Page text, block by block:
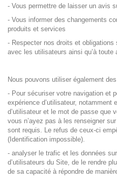
- Vous permettre de laisser un avis
- Vous informer des changements
produits et services
- Respecter nos droits et
avec les utilisateurs ainsi qu’à toute
Nous pouvons utiliser également
- Pour sécuriser votre navigation et
expérience d’utilisateur, notamment
d’utilisateur et le mot de passe que
vous n’ayez pas à les renseigner
sont requis. Le refus de ceux-ci
(Identification impossible).
- analyser le trafic et les données
d’utilisateurs du Site, de le rendre
de sa capacité à répondre de